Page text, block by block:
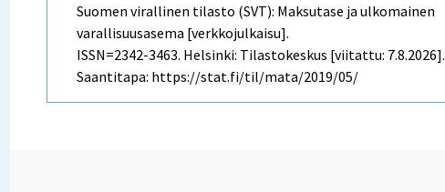
Suomen virallinen tilasto (SVT): Maksutase ja ulkomainen
varallisuusasema [verkkojulkaisu].
ISSN=2342-3463. Helsinki: Tilastokeskus [viitattu: 7.8.2026].
Saantitapa: https://stat.fi/til/mata/2019/05/